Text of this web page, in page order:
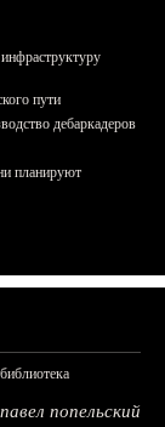
пути
дебаркадеров
планируют
павел попельский